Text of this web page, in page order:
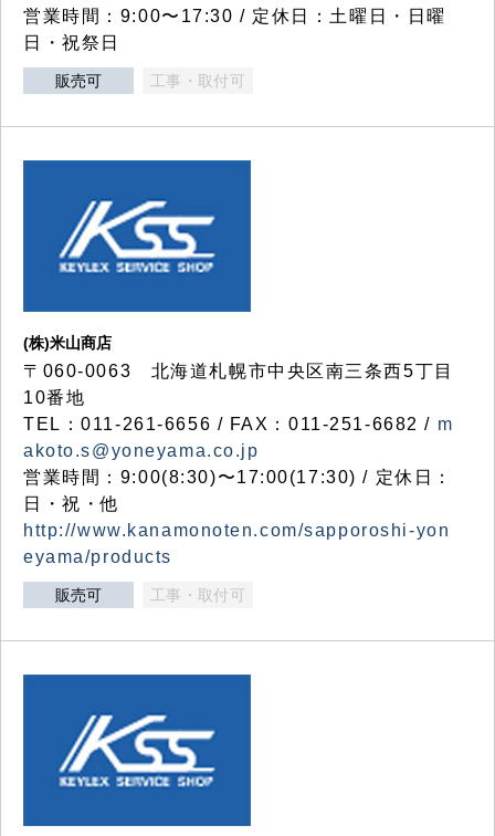
営業時間：9:00〜17:30 / 定休日：土曜日・日曜
日・祝祭日
販売可 工事・取付可
(株)米山商店
〒060-0063 北海道札幌市中央区南三条西5丁目
10番地
TEL：011-261-6656 / FAX：011-251-6682 / m
akoto.s@yoneyama.co.jp
営業時間：9:00(8:30)〜17:00(17:30) / 定休日：
日・祝・他
http://www.kanamonoten.com/sapporoshi-yon
eyama/products
販売可 工事・取付可